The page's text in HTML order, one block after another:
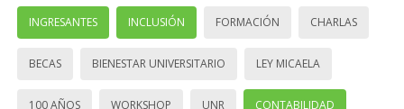
INGRESANTES INCLUSIÓN FORMACIÓN CHARLAS
BECAS BIENESTAR UNIVERSITARIO LEY MICAELA
100 AÑOS WORKSHOP UNR CONTABILIDAD